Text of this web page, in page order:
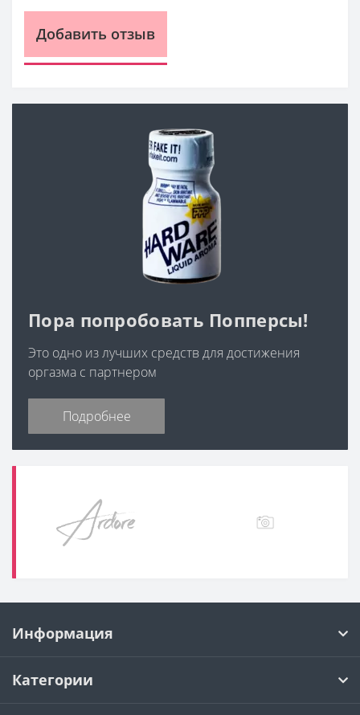
Добавить отзыв
Пора попробовать Попперсы!
Это одно из лучших средств для достижения
оргазма с партнером
Подробнее
Информация
Категории